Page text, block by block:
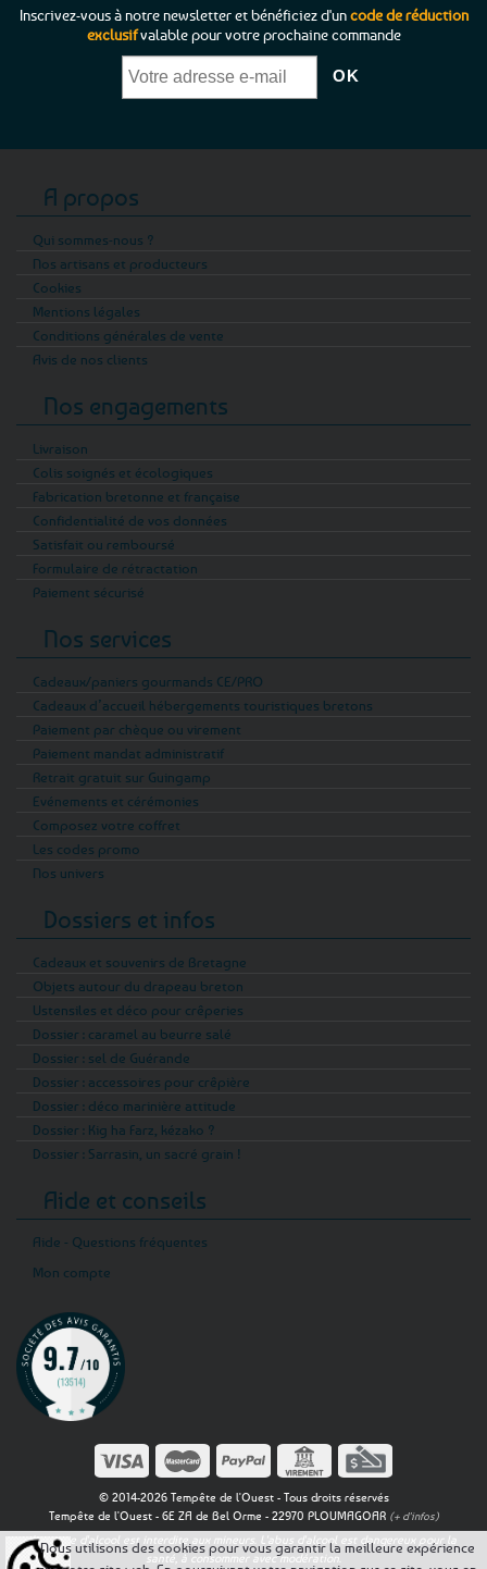
Inscrivez-vous à notre newsletter et bénéficiez d'uncode de réduction
exclusifvalable pour votre prochaine commande
A propos
Qui sommes-nous ?
Nos artisans et producteurs
Cookies
Mentions légales
Conditions générales de vente
Avis de nos clients
Nos engagements
Livraison
Colis soignés et écologiques
Fabrication bretonne et française
Confidentialité de vos données
Satisfait ou remboursé
Formulaire de rétractation
Paiement sécurisé
Nos services
Cadeaux/paniers gourmands CE/PRO
Cadeaux d’accueil hébergements touristiques bretons
Paiement par chèque ou virement
Paiement mandat administratif
Retrait gratuit sur Guingamp
Evénements et cérémonies
Composez votre coffret
Les codes promo
Nos univers
Dossiers et infos
Cadeaux et souvenirs de Bretagne
Objets autour du drapeau breton
Ustensiles et déco pour crêperies
Dossier : caramel au beurre salé
Dossier : sel de Guérande
Dossier : accessoires pour crêpière
Dossier : déco marinière attitude
Dossier : Kig ha Farz, kézako ?
Dossier : Sarrasin, un sacré grain !
Aide et conseils
Aide - Questions fréquentes
Mon compte
© 2014-2026 Tempête de l'Ouest - Tous droits réservés
Tempête de l'Ouest - 6E ZA de Bel Orme - 22970 PLOUMAGOAR (+ d'infos)
La vente d'alcool est interdite aux mineurs. L'abus d'alcool est dangereux pour la
santé, à consommer avec modération.
Nous utilisons des cookies pour vous garantir la meilleure expérience